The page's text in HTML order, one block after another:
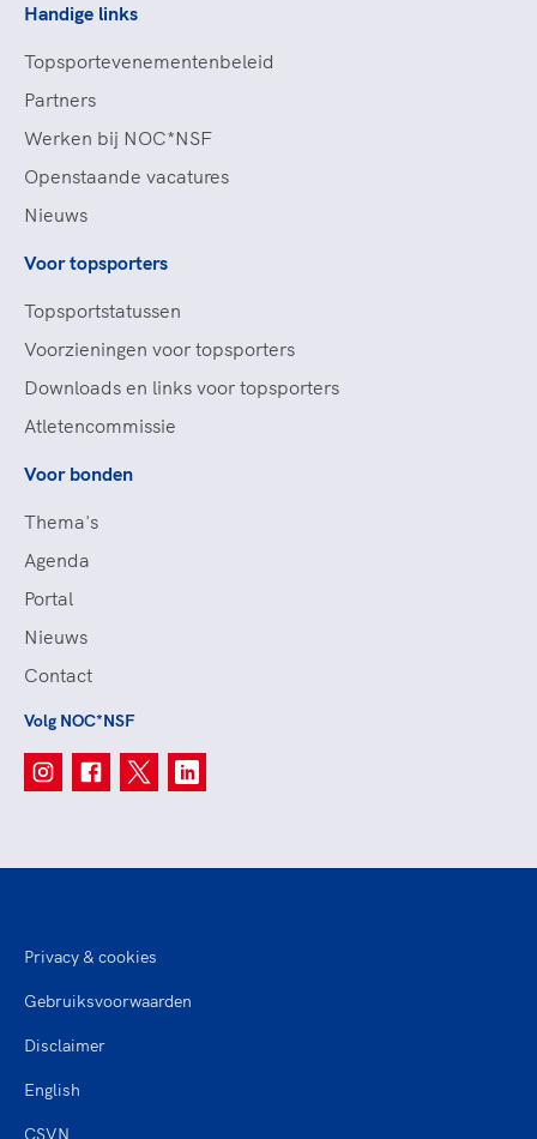
Handige links
Topsportevenementenbeleid
Partners
Werken bij NOC*NSF
Openstaande vacatures
Nieuws
Voor topsporters
Topsportstatussen
Voorzieningen voor topsporters
Downloads en links voor topsporters
Atletencommissie
Voor bonden
Thema's
Agenda
Portal
Nieuws
Contact
Volg NOC*NSF
Privacy & cookies
Gebruiksvoorwaarden
Disclaimer
English
CSVN